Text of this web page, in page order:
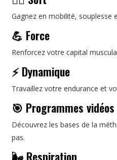
Gagnez en mobilité,
💪 Force
Renforcez votre capital
⚡ Dynamique
Travaillez votre endurance et
🎯 Programmes vidéos
Découvrez les bases de la
pas.
🌬️ Respiration